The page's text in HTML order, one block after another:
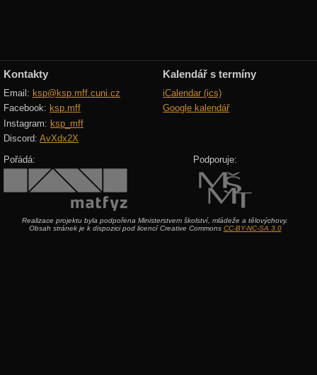
Kontakty
Email: ksp@ksp.mff.cuni.cz
Facebook: ksp.mff
Instagram: ksp_mff
Discord: AvXdx2X
Kalendář s termíny
iCalendar (ics)
Google kalendář
Pořádá: Podporuje:
Realizace projektu byla podpořena Ministerstvem školství, mládeže a tělovýchovy.
Obsah stránek je k dispozici pod licencí Creative Commons CC-BY-NC-SA 3.0